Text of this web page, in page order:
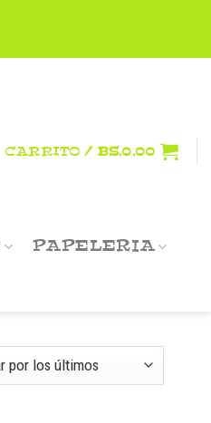
CARRITO / BS.0.00
PAPELERIA